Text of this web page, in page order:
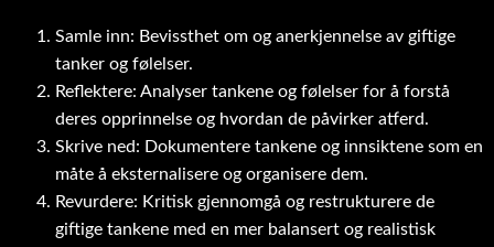
Samle inn: Bevissthet om og anerkjennelse av giftige
tanker og følelser.
Reflektere: Analyser tankene og følelser for å forstå
deres opprinnelse og hvordan de påvirker atferd.
Skrive ned: Dokumentere tankene og innsiktene som en
måte å eksternalisere og organisere dem.
Revurdere: Kritisk gjennomgå og restrukturere de
giftige tankene med en mer balansert og realistisk